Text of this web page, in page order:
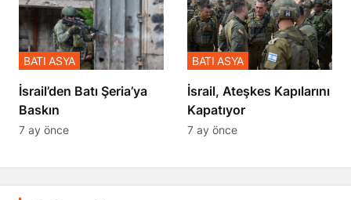
​​​​​​​İsrail’den Batı Şeria’ya
Baskın
BATI ASYA
7 ay önce
İsrail, Ateşkes Kapılarını
Kapatıyor
BATI ASYA
7 ay önce